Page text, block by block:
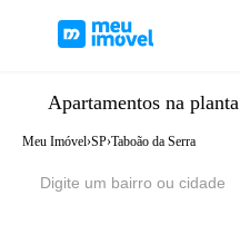
Apartamentos na planta
Meu Imóvel›SP›Taboão da Serra